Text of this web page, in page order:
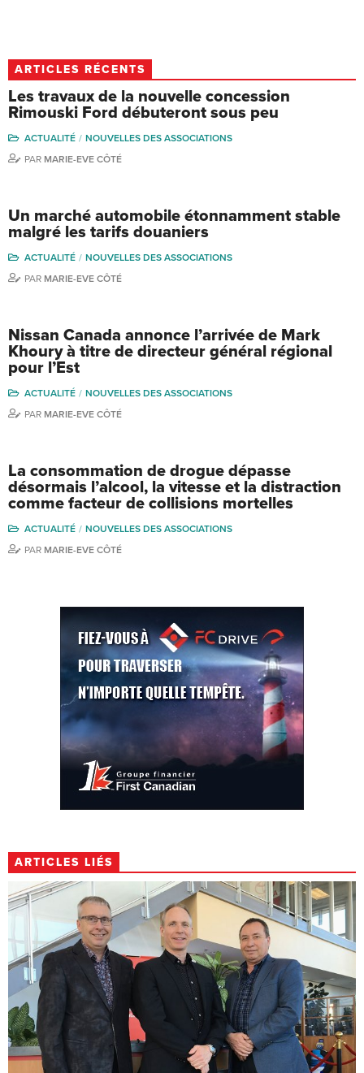
ARTICLES RÉCENTS
Les travaux de la nouvelle concession
Rimouski Ford débuteront sous peu
ACTUALITÉ
NOUVELLES DES ASSOCIATIONS
PAR MARIE-EVE CÔTÉ
Un marché automobile étonnamment stable
malgré les tarifs douaniers
ACTUALITÉ
NOUVELLES DES ASSOCIATIONS
PAR MARIE-EVE CÔTÉ
Nissan Canada annonce l’arrivée de Mark
Khoury à titre de directeur général régional
pour l’Est
ACTUALITÉ
NOUVELLES DES ASSOCIATIONS
PAR MARIE-EVE CÔTÉ
La consommation de drogue dépasse
désormais l’alcool, la vitesse et la distraction
comme facteur de collisions mortelles
ACTUALITÉ
NOUVELLES DES ASSOCIATIONS
PAR MARIE-EVE CÔTÉ
ARTICLES LIÉS